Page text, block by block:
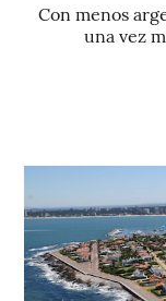
Con menos
una vez